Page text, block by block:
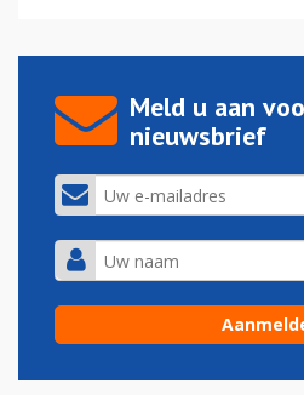
Meld u aan
nieuwsbrief